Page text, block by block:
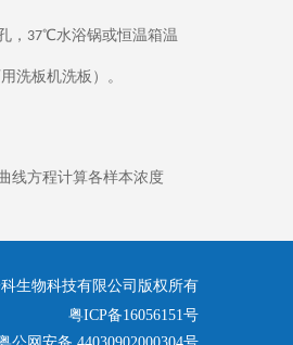
， 37℃水浴锅或恒温箱温
洗板机洗板）。
线方程计算各样本浓度
生物科技有限公司版权所有
粤ICP备16056151号